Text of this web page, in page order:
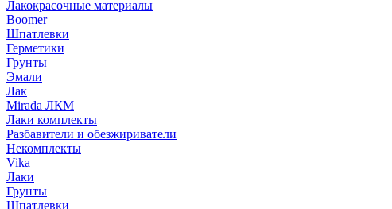
Лакокрасочные материалы
Boomer
Шпатлевки
Герметики
Грунты
Эмали
Лак
Mirada ЛКМ
Лаки комплекты
Разбавители и обезжириватели
Некомплекты
Vika
Лаки
Грунты
Шпатлевки